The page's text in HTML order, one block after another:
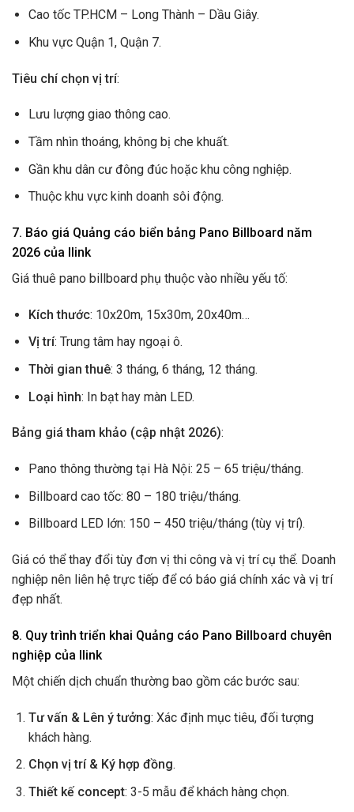
Cao tốc TP.HCM – Long Thành – Dầu Giây.
Khu vực Quận 1, Quận 7.
Tiêu chí chọn vị trí:
Lưu lượng giao thông cao.
Tầm nhìn thoáng, không bị che khuất.
Gần khu dân cư đông đúc hoặc khu công nghiệp.
Thuộc khu vực kinh doanh sôi động.
7. Báo giá Quảng cáo biển bảng Pano Billboard năm
2026 của Ilink
Giá thuê pano billboard phụ thuộc vào nhiều yếu tố:
Kích thước: 10x20m, 15x30m, 20x40m…
Vị trí: Trung tâm hay ngoại ô.
Thời gian thuê: 3 tháng, 6 tháng, 12 tháng.
Loại hình: In bạt hay màn LED.
Bảng giá tham khảo (cập nhật 2026):
Pano thông thường tại Hà Nội: 25 – 65 triệu/tháng.
Billboard cao tốc: 80 – 180 triệu/tháng.
Billboard LED lớn: 150 – 450 triệu/tháng (tùy vị trí).
Giá có thể thay đổi tùy đơn vị thi công và vị trí cụ thể. Doanh
nghiệp nên liên hệ trực tiếp để có báo giá chính xác và vị trí
đẹp nhất.
8. Quy trình triển khai Quảng cáo Pano Billboard chuyên
nghiệp của Ilink
Một chiến dịch chuẩn thường bao gồm các bước sau:
Tư vấn & Lên ý tưởng: Xác định mục tiêu, đối tượng
khách hàng.
Chọn vị trí & Ký hợp đồng.
Thiết kế concept: 3-5 mẫu để khách hàng chọn.